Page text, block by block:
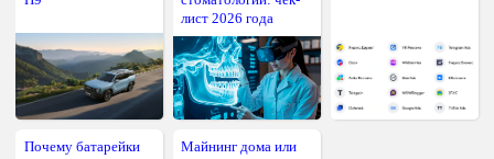
лист 2026 года
Почему батарейки
Майнинг дома или